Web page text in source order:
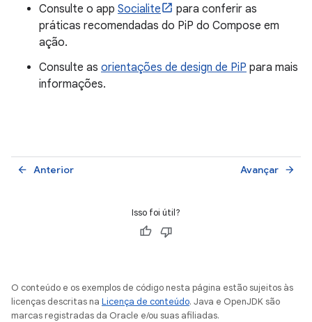
Consulte o app Socialite
para conferir as
práticas recomendadas do PiP do Compose em
ação.
Consulte as orientações de design de PiP para mais
informações.
Anterior
arrow_back Avançar arrow_forward
Isso foi útil?
O conteúdo e os exemplos de código nesta página estão sujeitos às
licenças descritas na Licença de conteúdo. Java e OpenJDK são
marcas registradas da Oracle e/ou suas afiliadas.